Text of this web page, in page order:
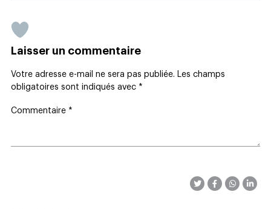
Laisser un commentaire
Votre adresse e-mail ne sera pas publiée. Les champs
obligatoires sont indiqués avec *
Commentaire *